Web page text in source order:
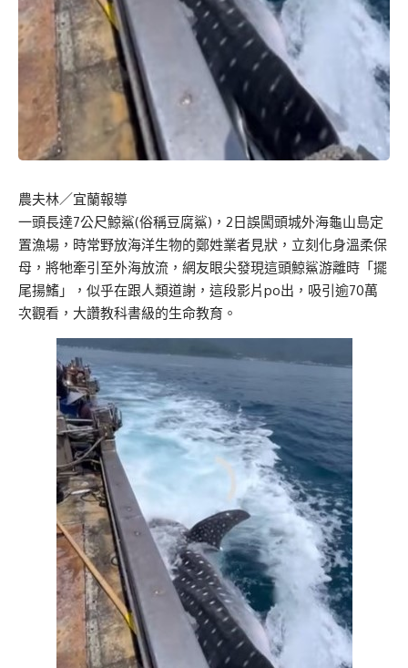
農夫林／宜蘭報導
一頭長達7公尺鯨鯊(俗稱豆腐鯊)，2日誤闖頭城外海龜山島定
置漁場，時常野放海洋生物的鄭姓業者見狀，立刻化身溫柔保
母，將牠牽引至外海放流，網友眼尖發現這頭鯨鯊游離時「擺
尾揚鰭」，似乎在跟人類道謝，這段影片po出，吸引逾70萬
次觀看，大讚教科書級的生命教育。